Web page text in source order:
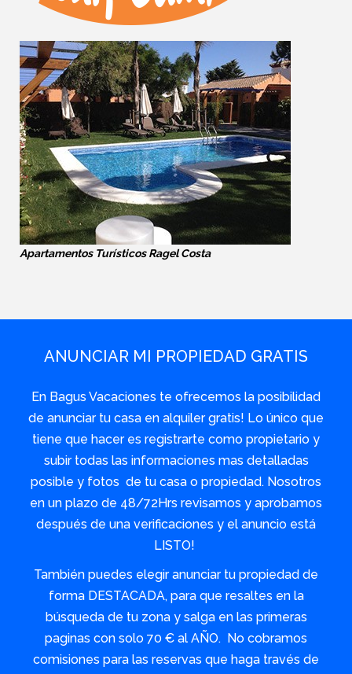
Apartamentos Turísticos Ragel Costa
ANUNCIAR MI PROPIEDAD GRATIS
En Bagus Vacaciones te ofrecemos la posibilidad
de anunciar tu casa en alquiler gratis! Lo único que
tiene que hacer es registrarte como propietario y
subir todas las informaciones mas detalladas
posible y fotos de tu casa o propiedad. Nosotros
en un plazo de 48/72Hrs revisamos y aprobamos
después de una verificaciones y el anuncio está
LISTO!
También puedes elegir anunciar tu propiedad de
forma DESTACADA, para que resaltes en la
búsqueda de tu zona y salga en las primeras
paginas con solo 70 € al AÑO. No cobramos
comisiones para las reservas que haga través de